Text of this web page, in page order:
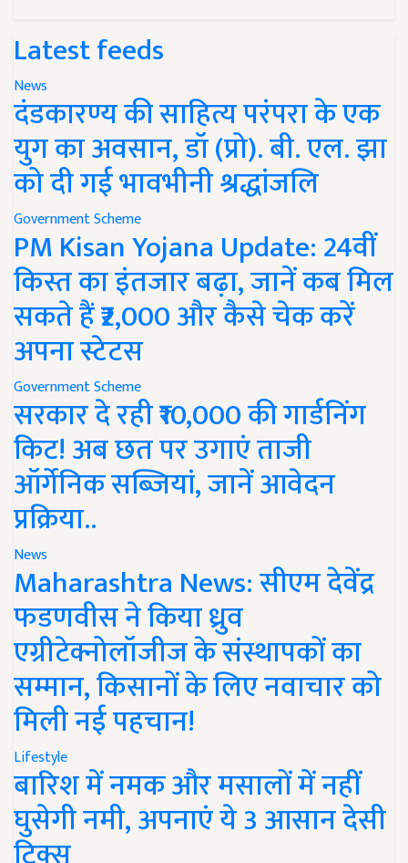
Latest feeds
News
दंडकारण्य की साहित्य परंपरा के एक
युग का अवसान, डॉ (प्रो). बी. एल. झा
को दी गई भावभीनी श्रद्धांजलि
Government Scheme
PM Kisan Yojana Update: 24वीं
किस्त का इंतजार बढ़ा, जानें कब मिल
सकते हैं ₹2,000 और कैसे चेक करें
अपना स्टेटस
Government Scheme
सरकार दे रही ₹10,000 की गार्डनिंग
किट! अब छत पर उगाएं ताजी
ऑर्गेनिक सब्जियां, जानें आवेदन
प्रक्रिया..
News
Maharashtra News: सीएम देवेंद्र
फडणवीस ने किया ध्रुव
एग्रीटेक्नोलॉजीज के संस्थापकों का
सम्मान, किसानों के लिए नवाचार को
मिली नई पहचान!
Lifestyle
बारिश में नमक और मसालों में नहीं
घुसेगी नमी, अपनाएं ये 3 आसान देसी